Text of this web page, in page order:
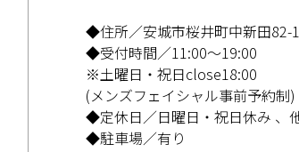
◆住所／安城市桜井町中新田82-
◆受付時間／11:00～19:00
※土曜日・祝日close18:00
(メンズフェイシャル事前予約制)
◆定休日／日曜日・祝日休み 、
◆駐車場／有り